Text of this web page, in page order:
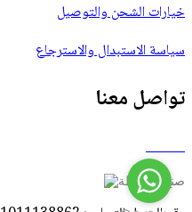
خيارات الشحن والتوصيل
سياسة الاستبدال والاسترجاع
تواصل معنا
صنع بواسطة